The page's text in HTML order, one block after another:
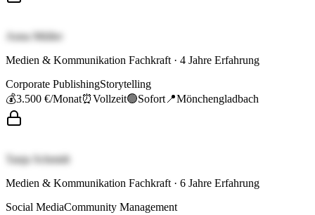
Anna Müller
Medien & Kommunikation Fachkraft · 4 Jahre Erfahrung
Corporate PublishingStorytelling
💰3.500 €/Monat⏰Vollzeit🟢Sofort 📍Mönchengladbach
Tanja Schmidt
Medien & Kommunikation Fachkraft · 6 Jahre Erfahrung
Social MediaCommunity Management